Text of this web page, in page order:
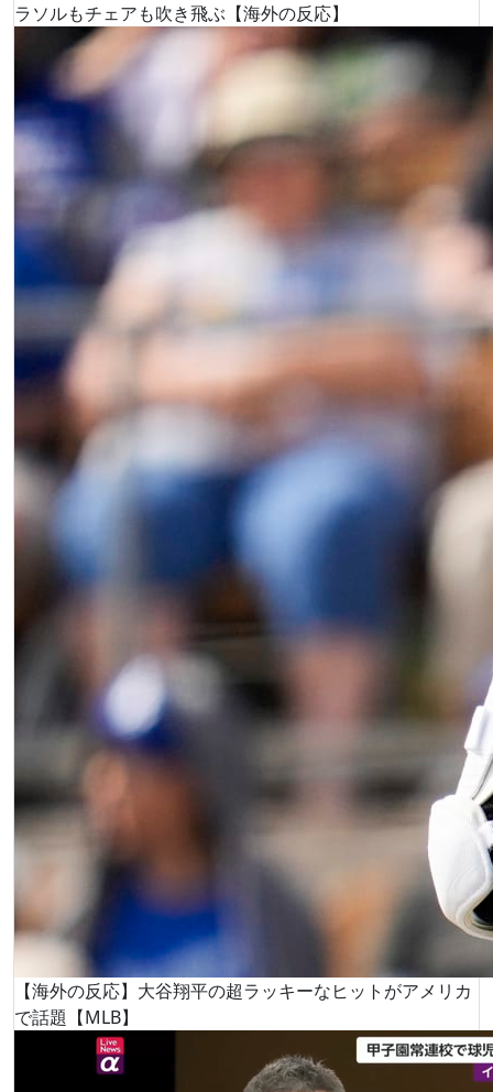
ラソルもチェアも吹き飛ぶ【海外の反応】
【海外の反応】大谷翔平の超ラッキーなヒットがアメリカ
で話題【MLB】